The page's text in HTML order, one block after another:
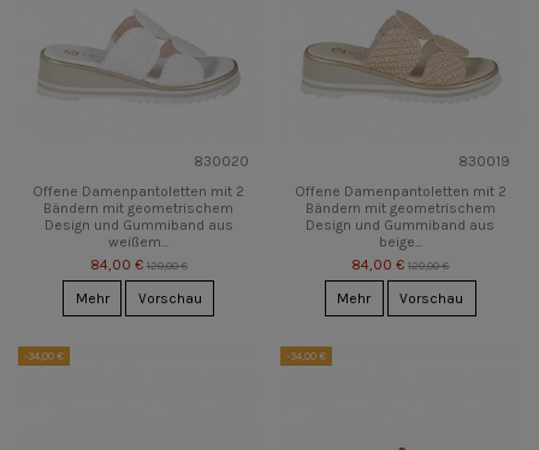
830020
Offene Damenpantoletten mit 2
Bändern mit geometrischem
Design und Gummiband aus
weißem...
84,00 € 120,00 €
Mehr Vorschau
830019
Offene Damenpantoletten mit 2
Bändern mit geometrischem
Design und Gummiband aus
beige...
84,00 € 120,00 €
Mehr Vorschau
-34,00 € -34,00 €